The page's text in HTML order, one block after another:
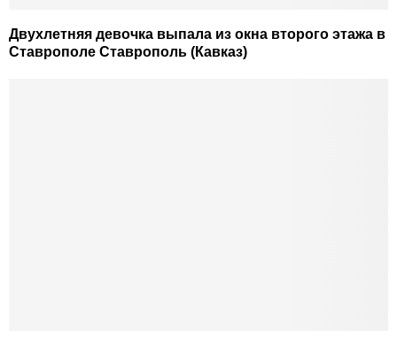
Двухлетняя девочка выпала из окна второго этажа в
Ставрополе Ставрополь (Кавказ)